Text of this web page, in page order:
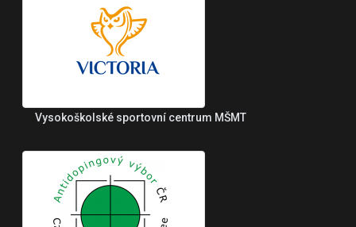
Vysokoškolské sportovní centrum MŠMT